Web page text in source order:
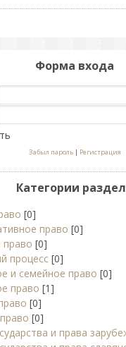
Форма входа
Забыл пароль| Регистрация
Категории
[0]
право [0]
право [0]
процесс [0]
и семейное право [0]
право [1]
[0]
[0]
и права